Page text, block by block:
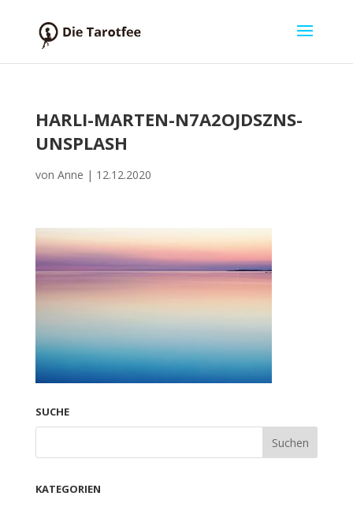
HARLI-MARTEN-N7A2OJDSZNS-
UNSPLASH
von Anne | 12.12.2020
SUCHE
KATEGORIEN